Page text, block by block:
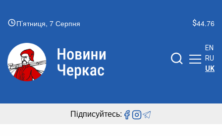
П’ятниця, 7 Серпня 44.76
EN
RU
UK
Підписуйтесь: